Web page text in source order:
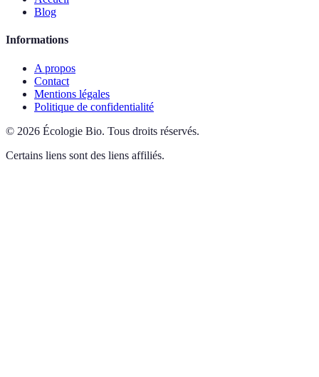
Blog
Informations
A propos
Contact
Mentions légales
Politique de confidentialité
© 2026 Écologie Bio. Tous droits réservés.
Certains liens sont des liens affiliés.